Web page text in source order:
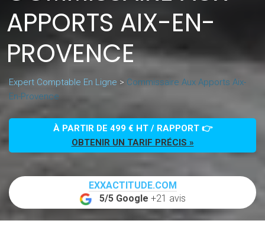
APPORTS AIX-EN-
PROVENCE
Expert Comptable En Ligne > Commissaire Aux Apports Aix-
En-Provence
À PARTIR DE 499 € HT / RAPPORT 👉
OBTENIR UN TARIF PRÉCIS »
EXXACTITUDE.COM
5/5 Google +21 avis